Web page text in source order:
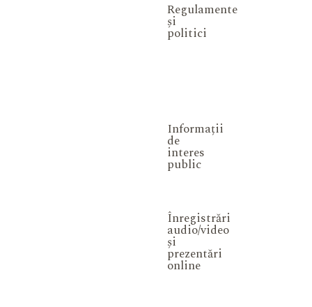
Regulamente
și
politici
Informații
de
interes
public
Înregistrări
audio/video
și
prezentări
online